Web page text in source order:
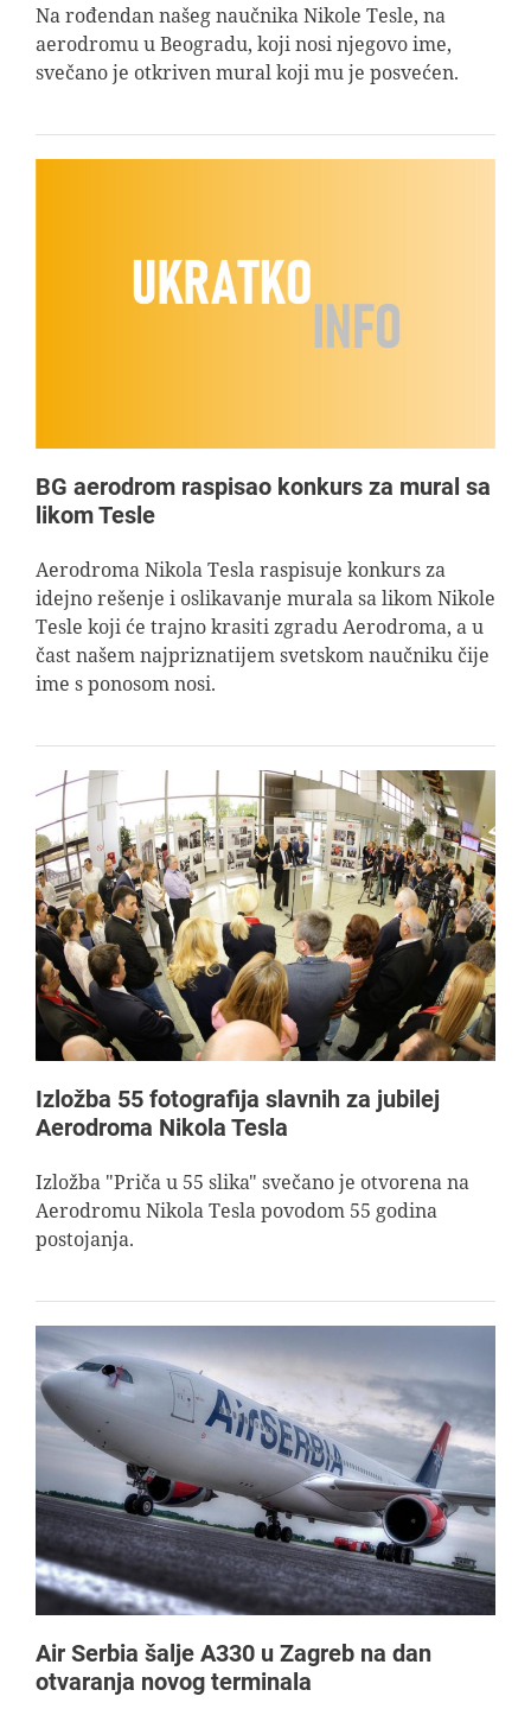
Na rođendan našeg naučnika Nikole Tesle, na
aerodromu u Beogradu, koji nosi njegovo ime,
svečano je otkriven mural koji mu je posvećen.
BG aerodrom raspisao konkurs za mural sa
likom Tesle
Aerodroma Nikola Tesla raspisuje konkurs za
idejno rešenje i oslikavanje murala sa likom Nikole
Tesle koji će trajno krasiti zgradu Aerodroma, a u
čast našem najpriznatijem svetskom naučniku čije
ime s ponosom nosi.
Izložba 55 fotografija slavnih za jubilej
Aerodroma Nikola Tesla
Izložba "Priča u 55 slika" svečano je otvorena na
Aerodromu Nikola Tesla povodom 55 godina
postojanja.
Air Serbia šalje A330 u Zagreb na dan
otvaranja novog terminala